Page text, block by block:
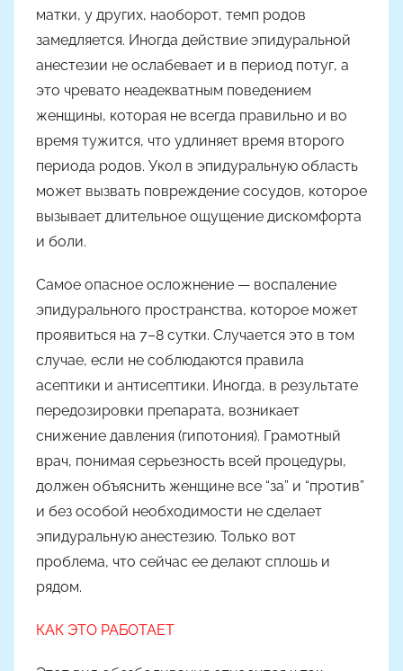
матки, у других, наоборот, темп родов
замедляется. Иногда действие эпидуральной
анестезии не ослабевает и в период потуг, а
это чревато неадекватным поведением
женщины, которая не всегда правильно и во
время тужится, что удлиняет время второго
периода родов. Укол в эпидуральную область
может вызвать повреждение сосудов, которое
вызывает длительное ощущение дискомфорта
и боли.
Самое опасное осложнение — воспаление
эпидурального пространства, которое может
проявиться на 7–8 сутки. Случается это в том
случае, если не соблюдаются правила
асептики и антисептики. Иногда, в результате
передозировки препарата, возникает
снижение давления (гипотония). Грамотный
врач, понимая серьезность всей процедуры,
должен объяснить женщине все “за” и “против”
и без особой необходимости не сделает
эпидуральную анестезию. Только вот
проблема, что сейчас ее делают сплошь и
рядом.
КАК ЭТО РАБОТАЕТ